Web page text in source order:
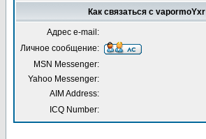
Как связаться с vapormoYxr
Адрес e-mail:
Личное сообщение:
MSN Messenger:
Yahoo Messenger:
AIM Address:
ICQ Number: